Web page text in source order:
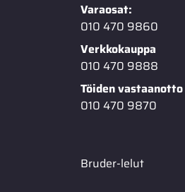
Varaosat:
010 470 9860
Verkkokauppa
010 470 9888
Töiden vastaanotto
010 470 9870
Bruder-lelut